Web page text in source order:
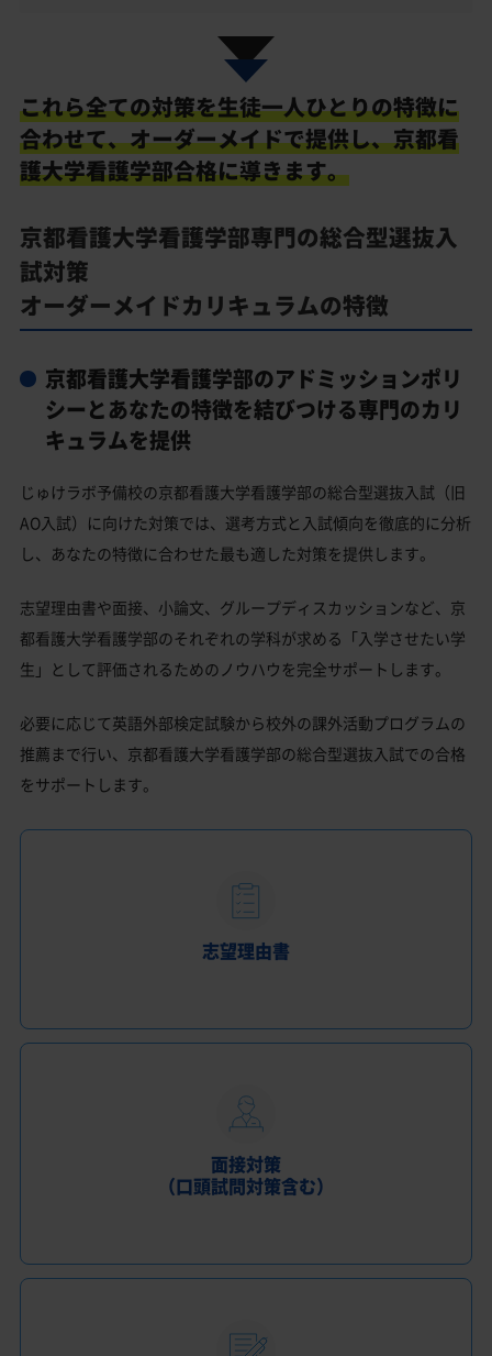
これら全ての対策を生徒一人ひとりの特徴に
合わせて、オーダーメイドで提供し、京都看
護大学看護学部合格に導きます。
京都看護大学看護学部専門の総合型選抜入
試対策
オーダーメイドカリキュラムの特徴
京都看護大学看護学部のアドミッションポリ
シーとあなたの特徴を結びつける専門のカリ
キュラムを提供
じゅけラボ予備校の京都看護大学看護学部の総合型選抜入試（旧
AO入試）に向けた対策では、選考方式と入試傾向を徹底的に分析
し、あなたの特徴に合わせた最も適した対策を提供します。
志望理由書や面接、小論文、グループディスカッションなど、京
都看護大学看護学部のそれぞれの学科が求める「入学させたい学
生」として評価されるためのノウハウを完全サポートします。
必要に応じて英語外部検定試験から校外の課外活動プログラムの
推薦まで行い、京都看護大学看護学部の総合型選抜入試での合格
をサポートします。
志望理由書
面接対策
（口頭試問対策含む）